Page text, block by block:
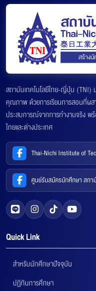
สถาบันเทคโนโลยีไทย-ญี่ปุ่น
คุณภาพ ด้วยการเรียนการสอนที่ผส
ประสบการณ์จากการทำงานจริง พ
ไทยและต่างประเทศ
Thai-Nichi Institute of
ศูนย์รับสมัครนักศึกษา สถา
Quick Link
สำหรับนักศึกษาปัจจุบัน
ปฏิทินการศึกษา